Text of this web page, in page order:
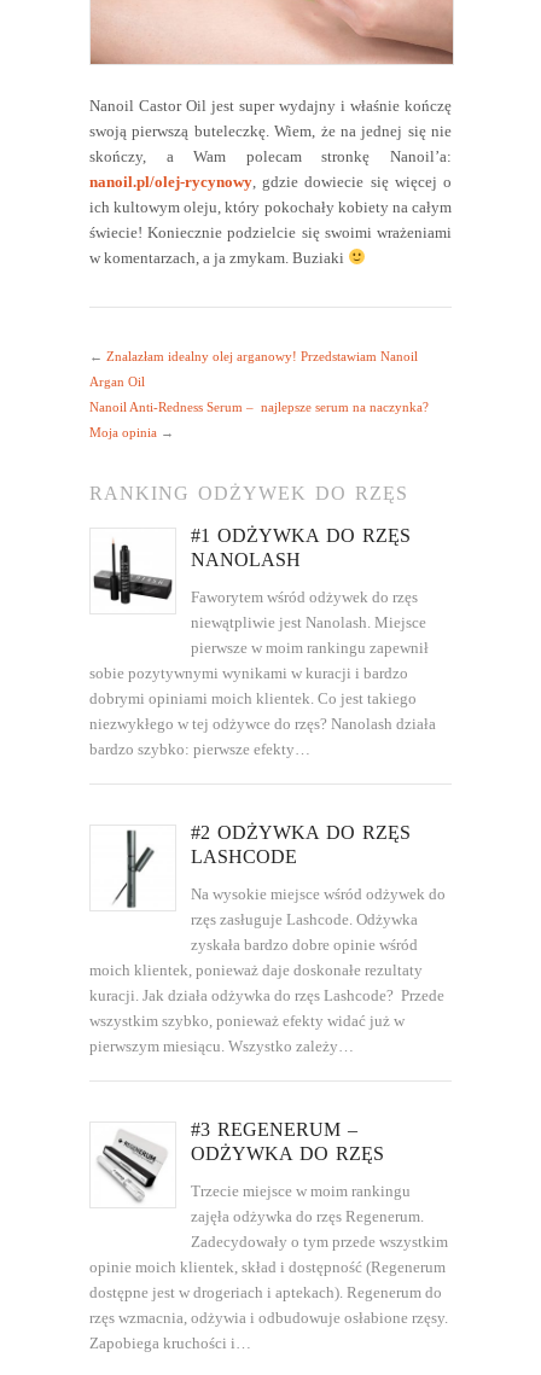
Nanoil Castor Oil jest super wydajny i właśnie kończę
swoją pierwszą buteleczkę. Wiem, że na jednej się nie
skończy, a Wam polecam stronkę Nanoil’a:
nanoil.pl/olej-rycynowy , gdzie dowiecie się więcej o
ich kultowym oleju, który pokochały kobiety na całym
świecie! Koniecznie podzielcie się swoimi wrażeniami
w komentarzach, a ja zmykam. Buziaki
← Znalazłam idealny olej arganowy! Przedstawiam Nanoil
Argan Oil
Nanoil Anti-Redness Serum – najlepsze serum na naczynka?
Moja opinia →
RANKING ODŻYWEK DO RZĘS
#1 ODŻYWKA DO RZĘS
NANOLASH
Faworytem wśród odżywek do rzęs
niewątpliwie jest Nanolash. Miejsce
pierwsze w moim rankingu zapewnił
sobie pozytywnymi wynikami w kuracji i bardzo
dobrymi opiniami moich klientek. Co jest takiego
niezwykłego w tej odżywce do rzęs? Nanolash działa
bardzo szybko: pierwsze efekty…
#2 ODŻYWKA DO RZĘS
LASHCODE
Na wysokie miejsce wśród odżywek do
rzęs zasługuje Lashcode. Odżywka
zyskała bardzo dobre opinie wśród
moich klientek, ponieważ daje doskonałe rezultaty
kuracji. Jak działa odżywka do rzęs Lashcode? Przede
wszystkim szybko, ponieważ efekty widać już w
pierwszym miesiącu. Wszystko zależy…
#3 REGENERUM –
ODŻYWKA DO RZĘS
Trzecie miejsce w moim rankingu
zajęła odżywka do rzęs Regenerum.
Zadecydowały o tym przede wszystkim
opinie moich klientek, skład i dostępność (Regenerum
dostępne jest w drogeriach i aptekach). Regenerum do
rzęs wzmacnia, odżywia i odbudowuje osłabione rzęsy.
Zapobiega kruchości i…